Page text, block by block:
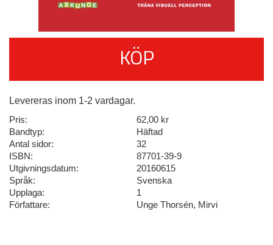
KÖP
Levereras inom 1-2 vardagar.
Pris:
62,00 kr
Bandtyp:
Häftad
Antal sidor:
32
ISBN:
87701-39-9
Utgivningsdatum:
20160615
Språk:
Svenska
Upplaga:
1
Författare:
Unge Thorsén, Mirvi